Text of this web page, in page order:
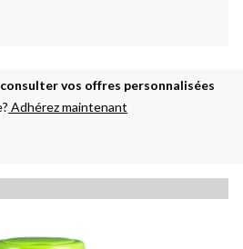
vos offres personnalisées
Adhérez maintenant